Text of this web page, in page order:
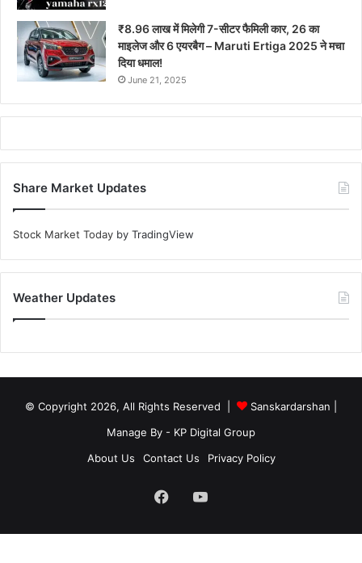
माइलेज और 6 एयरबैग – Maruti Ertiga 2025 ने मचा
दिया धमाल!
June 21, 2025